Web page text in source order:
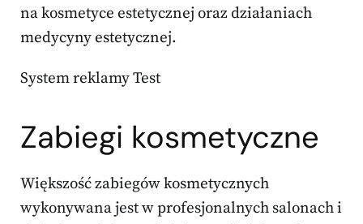
na kosmetyce estetycznej oraz działaniach
medycyny estetycznej.
System reklamy Test
Zabiegi kosmetyczne
Większość zabiegów kosmetycznych
wykonywana jest w profesjonalnych salonach i